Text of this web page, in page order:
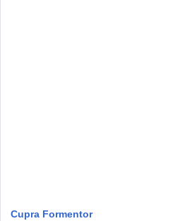
Cupra Formentor